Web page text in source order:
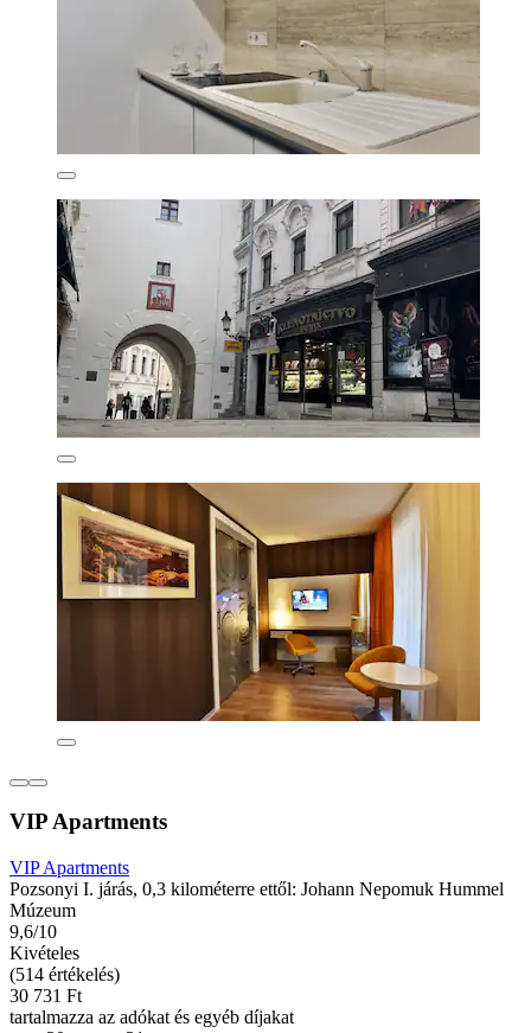
VIP Apartments
VIP Apartments
Pozsonyi I. járás, 0,3 kilométerre ettől: Johann Nepomuk Hummel
Múzeum
9,6/10
Kivételes
(514 értékelés)
30 731 Ft
tartalmazza az adókat és egyéb díjakat